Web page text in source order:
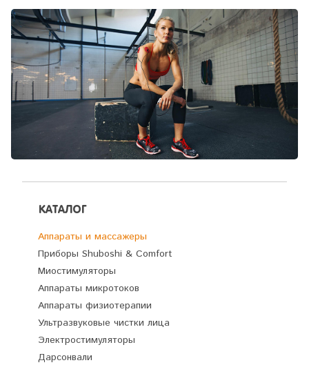
КАТАЛОГ
Аппараты и массажеры
Приборы Shuboshi & Comfort
Миостимуляторы
Аппараты микротоков
Аппараты физиотерапии
Ультразвуковые чистки лица
Электростимуляторы
Дарсонвали